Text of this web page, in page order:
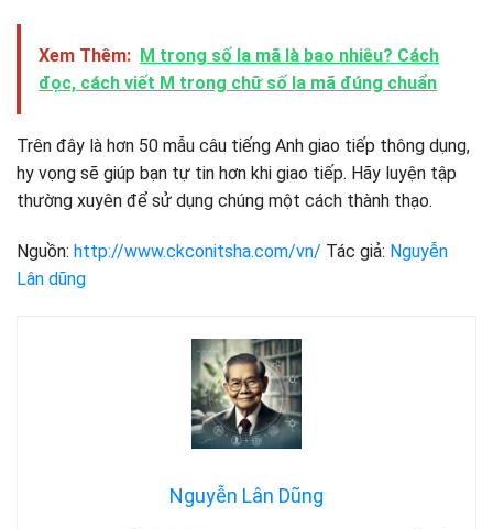
Xem Thêm: M trong số la mã là bao nhiêu? Cách
đọc, cách viết M trong chữ số la mã đúng chuẩn
Trên đây là hơn 50 mẫu câu tiếng Anh giao tiếp thông dụng,
hy vọng sẽ giúp bạn tự tin hơn khi giao tiếp. Hãy luyện tập
thường xuyên để sử dụng chúng một cách thành thạo.
Nguồn: http://www.ckconitsha.com/vn/ Tác giả: Nguyễn
Lân dũng
Nguyễn Lân Dũng